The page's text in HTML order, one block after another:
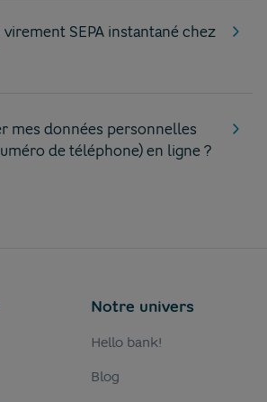
SEPA instantané chez
mes données personnelles
de téléphone) en ligne ?
Notre univers
Hello bank!
Blog